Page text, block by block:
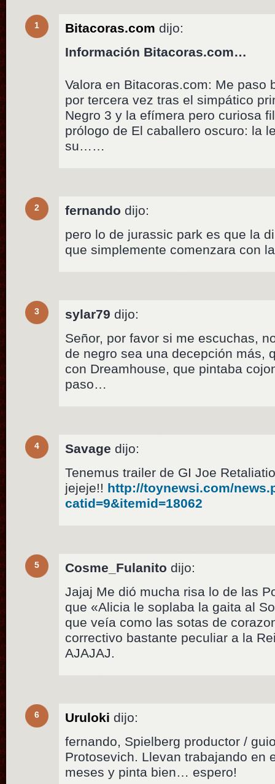
1 Bitacoras.com dijo:
Información Bitacoras.com…
Valora en Bitacoras.com: Me paso
por tercera vez tras el simpático
Negro 3 y la efímera pero curiosa
prólogo de El caballero oscuro: la
su……
2 fernando dijo:
pero lo de jurassic park es que la
que simplemente comenzara con
3 sylar79 dijo:
Señor, por favor si me escuchas,
de negro sea una decepción más,
con Dreamhouse, que pintaba
paso…
4 Savage dijo:
Tenemus trailer de GI Joe
jejeje!! http://toynewsi.com/
catid=9&itemid=18062
5 Cosme_Fulanito dijo:
Jajaj Me dió mucha risa lo de las
que «Alicia le soplaba la gaita al
que veía como las sotas de
correctivo bastante peculiar a la
AJAJAJ.
6 Uruloki dijo:
fernando, Spielberg productor /
Protosevich. Llevan trabajando en
meses y pinta bien… espero!